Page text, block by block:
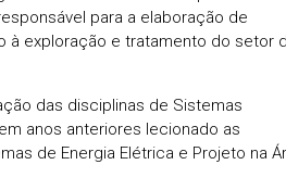
para a elaboração de
à exploração e tratamento do setor
das disciplinas de Sistemas
anos anteriores lecionado as
de Energia Elétrica e Projeto na